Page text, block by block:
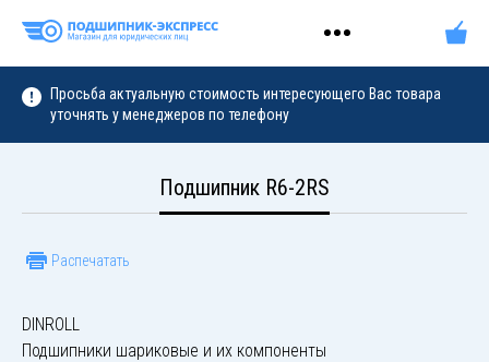
Просьба актуальную стоимость интересующего Вас товара
уточнять у менеджеров по телефону
Подшипник R6-2RS
Распечатать
DINROLL
Подшипники шариковые и их компоненты